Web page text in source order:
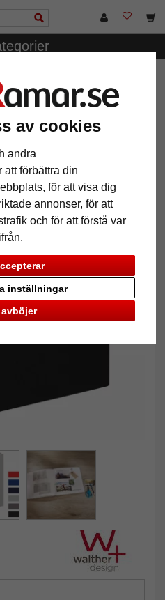
av cookies
andra
förbättra din
för att visa dig
annonser, för att
och för att förstå var
inställningar
26x25 cm
med 40 sidor för